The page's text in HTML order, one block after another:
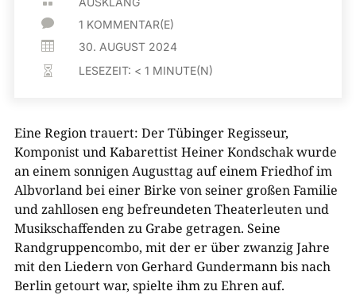
 1 KOMMENTAR(E)
 30. AUGUST 2024
 LESEZEIT: < 1 MINUTE(N)
Eine Region trauert: Der Tübinger Regisseur,
Komponist und Kabarettist Heiner Kondschak wurde
an einem sonnigen Augusttag auf einem Friedhof im
Albvorland bei einer Birke von seiner großen Familie
und zahllosen eng befreundeten Theaterleuten und
Musikschaffenden zu Grabe getragen. Seine
Randgruppencombo, mit der er über zwanzig Jahre
mit den Liedern von Gerhard Gundermann bis nach
Berlin getourt war, spielte ihm zu Ehren auf.